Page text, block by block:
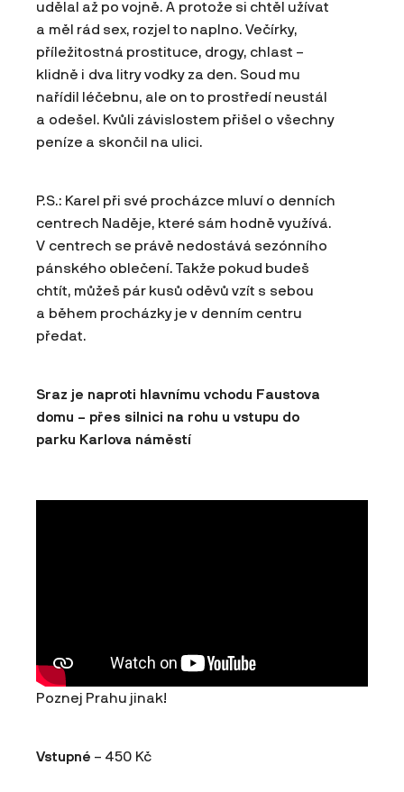
udělal až po vojně. A protože si chtěl užívat
a měl rád sex, rozjel to naplno. Večírky,
příležitostná prostituce, drogy, chlast –
klidně i dva litry vodky za den. Soud mu
nařídil léčebnu, ale on to prostředí neustál
a odešel. Kvůli závislostem přišel o všechny
peníze a skončil na ulici.
P.S.: Karel při své procházce mluví o denních
centrech Naděje, které sám hodně využívá.
V centrech se právě nedostává sezónního
pánského oblečení. Takže pokud budeš
chtít, můžeš pár kusů oděvů vzít s sebou
a během procházky je v denním centru
předat.
Sraz je naproti hlavnímu vchodu Faustova
domu – přes silnici na rohu u vstupu do
parku Karlova náměstí
Poznej Prahu jinak!
Vstupné – 450 Kč